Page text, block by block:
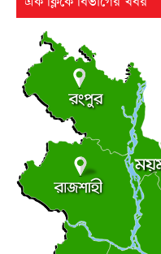
ঢাকা-ভাঙ্গা
রবিবার ● ৯ আগস্ট ২০২৬
●ড্যাবের ৩৭তম
রবিবার ● ৯ আগস্ট ২০২৬
●ট্রাম্পের ৪০ কোটি
আদালত
রবিবার ● ৯ আগস্ট ২০২৬